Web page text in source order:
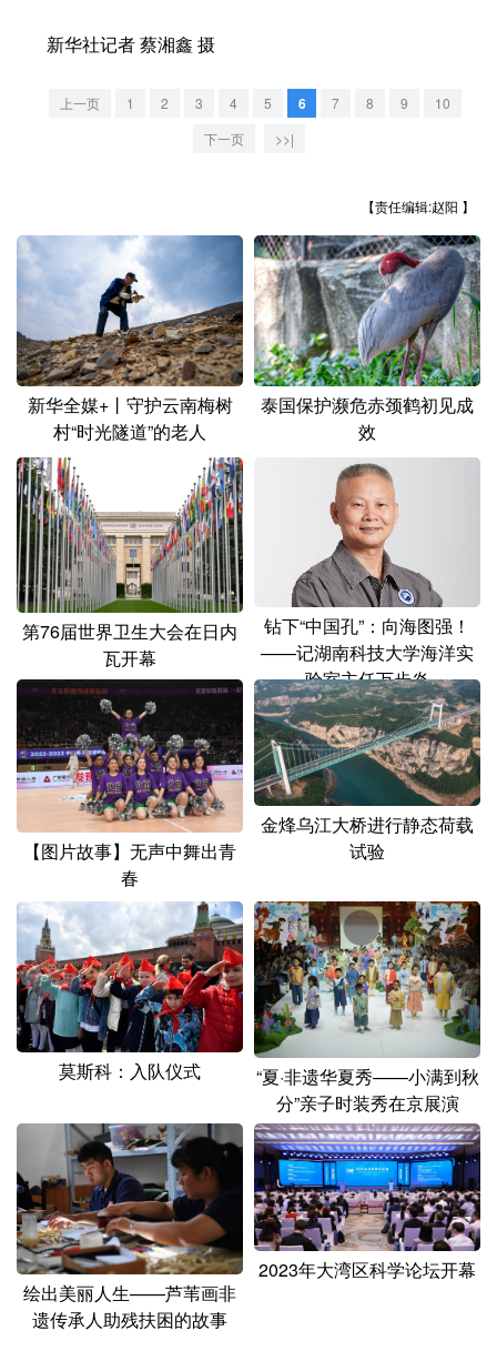
公益 一带一路
辽宁 上海 江苏
浙江 安徽 福建 江西
山东 河南 湖北 湖南
广东 广西 海南 重庆
四川 西藏
陕西 甘肃
新疆 内蒙古
多语种频道
English Español Français عربى
Русский язык 日本語 한국어
Deutsch Português
新华社记者 蔡湘鑫 摄
上一页 1 2 3 4 5 6 7 8 9
10
下一页
>>|
【责任编辑:赵阳 】
新华全媒+丨守护云南梅树
村“时光隧道”的老人
泰国保护濒危赤颈鹤初见成
效
第76届世界卫生大会在日内
瓦开幕
钻下“中国孔”：向海图强！
——记湖南科技大学海洋实
验室主任万步炎
【图片故事】无声中舞出青
春
金烽乌江大桥进行静态荷载
试验
莫斯科：入队仪式
“夏·非遗华夏秀——小满到秋
分”亲子时装秀在京展演
绘出美丽人生——芦苇画非
遗传承人助残扶困的故事
2023年大湾区科学论坛开幕